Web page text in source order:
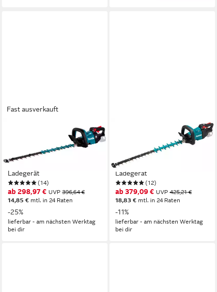
Fast ausverkauft
Akku-Heckenschere
DUH601Z, 60 cm
Schnittlänge, ohne Akku und
Ladegerät
(14)
ab 298,97 € UVP 396,64 €
14,85 € mtl. in 24 Raten
-25%
lieferbar - am nächsten Werktag
bei dir
DUH751Z, 75 cm
Schnittlänge, ohne Akku und
Ladegerät
(12)
ab 379,09 € UVP 425,21 €
18,83 € mtl. in 24 Raten
-11%
lieferbar - am nächsten Werktag
bei dir